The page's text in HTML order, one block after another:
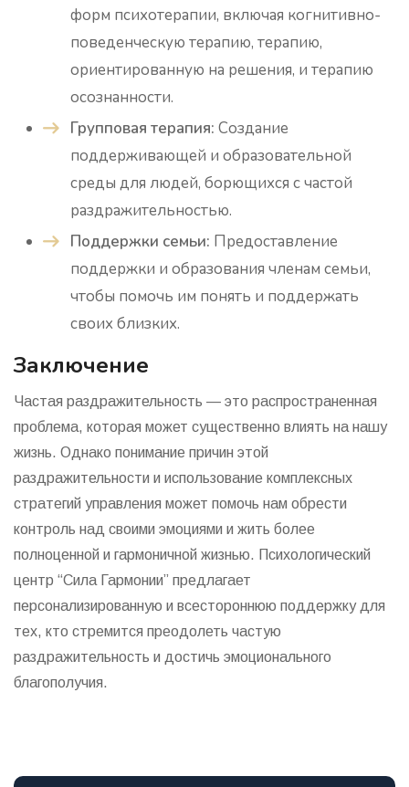
форм психотерапии, включая когнитивно-
поведенческую терапию, терапию,
ориентированную на решения, и терапию
осознанности.
Групповая терапия: Создание
поддерживающей и образовательной
среды для людей, борющихся с частой
раздражительностью.
Поддержки семьи: Предоставление
поддержки и образования членам семьи,
чтобы помочь им понять и поддержать
своих близких.
Заключение
Частая раздражительность — это распространенная
проблема, которая может существенно влиять на нашу
жизнь. Однако понимание причин этой
раздражительности и использование комплексных
стратегий управления может помочь нам обрести
контроль над своими эмоциями и жить более
полноценной и гармоничной жизнью. Психологический
центр “Сила Гармонии” предлагает
персонализированную и всестороннюю поддержку для
тех, кто стремится преодолеть частую
раздражительность и достичь эмоционального
благополучия.